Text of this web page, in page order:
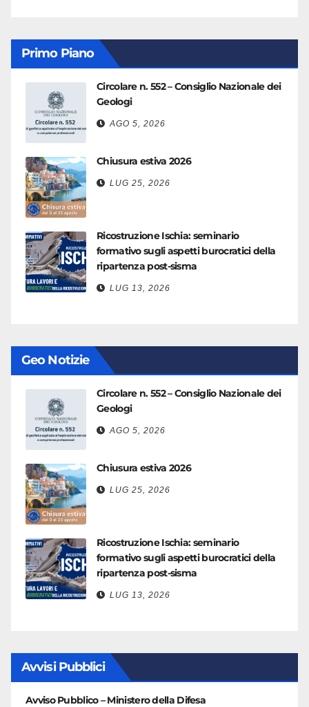
Primo Piano
Circolare n. 552 – Consiglio Nazionale dei
Geologi
AGO 5, 2026
Chiusura estiva 2026
LUG 25, 2026
Ricostruzione Ischia: seminario
formativo sugli aspetti burocratici della
ripartenza post-sisma
LUG 13, 2026
Geo Notizie
Circolare n. 552 – Consiglio Nazionale dei
Geologi
AGO 5, 2026
Chiusura estiva 2026
LUG 25, 2026
Ricostruzione Ischia: seminario
formativo sugli aspetti burocratici della
ripartenza post-sisma
LUG 13, 2026
Avvisi Pubblici
Avviso Pubblico – Ministero della Difesa